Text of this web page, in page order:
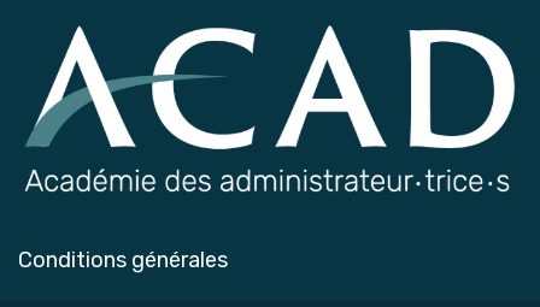
Conditions générales